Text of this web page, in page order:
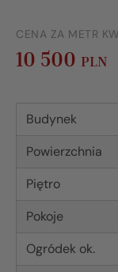
CENA ZA METR
10 500 PLN
Budynek
Powierzchnia
Piętro
Pokoje
Ogródek ok.